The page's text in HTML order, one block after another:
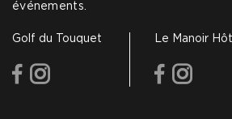
événements.
Golf du Touquet
facebook
Le Manoir
facebook